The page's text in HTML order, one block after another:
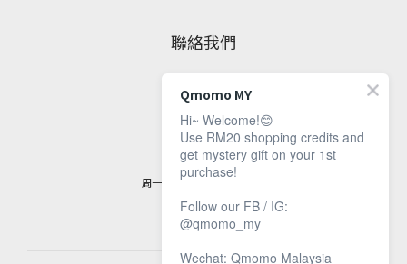
聯絡我們
脸书专页
联繫资讯
客服时间：
周一至周五，9 am 至 5 pm
Qmomo MY
Hi~ Welcome!😊
Use RM20 shopping credits and
get mystery gift on your 1st
purchase!
Follow our FB / IG:
@qmomo_my
Wechat: Qmomo Malaysia